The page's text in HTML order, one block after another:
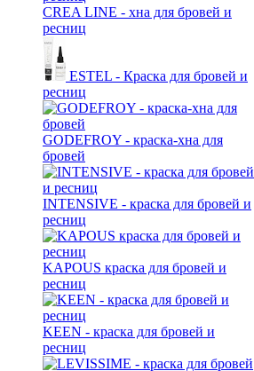
CREA LINE - хна для бровей и
ресниц
ESTEL - Краска для бровей и
ресниц
GODEFROY - краска-хна для
бровей
INTENSIVE - краска для бровей и
ресниц
KAPOUS краска для бровей и
ресниц
KEEN - краска для бровей и
ресниц